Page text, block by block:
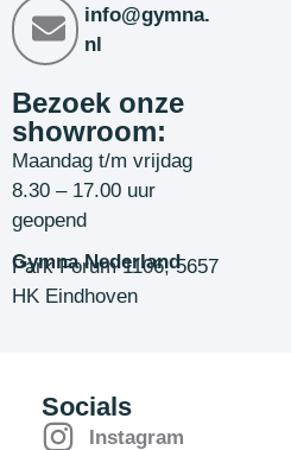
info@gymna.
nl
Bezoek onze
showroom:
Maandag t/m vrijdag
8.30 – 17.00 uur
geopend
Gymna Nederland
Park Forum 1106, 5657
HK Eindhoven
Socials
Instagram